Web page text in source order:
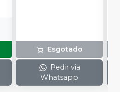
Esgotado
Pedir via
Whatsapp